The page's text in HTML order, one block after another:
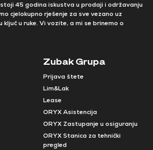
45 godina iskustva u prodaji i održavanju
cjelokupno rješenje za sve vezano uz
u ruke. Vi vozite, a mi se brinemo o
Zubak Grupa
Prijava štete
Lim&Lak
Lease
ORYX Asistencija
ORYX Zastupanje u osiguranju
ORYX Stanica za tehnički
pregled